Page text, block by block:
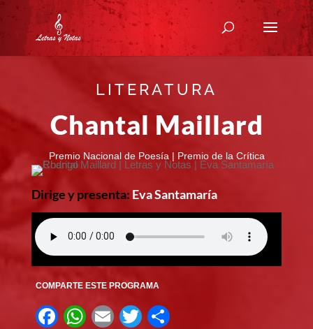
LITERATURA
Chantal Maillard
Premio Nacional de Poesía | Premio de la Crítica
Dirige y presenta: Eva Santamaría
COMPARTE ESTE PROGRAMA
F W E T C